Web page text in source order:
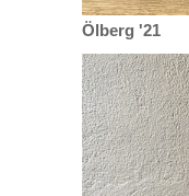
Ölberg '21